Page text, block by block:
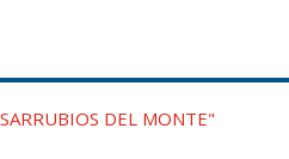
DEL MONTE"